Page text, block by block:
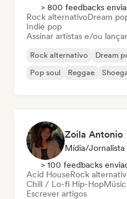
> 800 feedbacks
Rock alternativoDream
Indie pop
Assinar artistas e/ou
Rock alternativo Dream
Pop soul
Reggae
Zoila Antonio
Mídia/Jornalista
> 100 feedbacks
Acid HouseRock
Chill / Lo-fi Hip-Hop
Escrever artigos